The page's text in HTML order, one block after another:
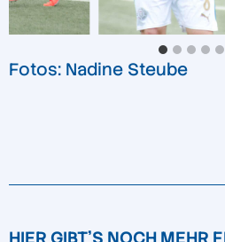
Fotos: Nadine Steube